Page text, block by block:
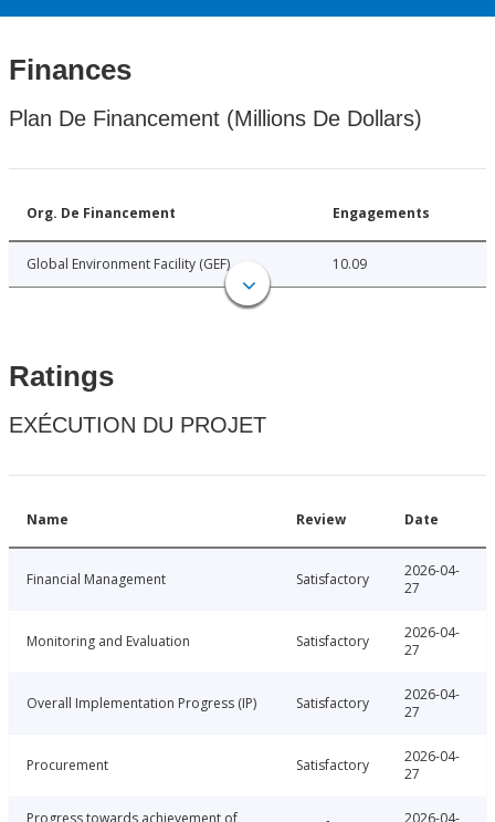
Finances
Plan De Financement (Millions De Dollars)
Org. De Financement Engagements
Global Environment Facility (GEF) 10.09
Ratings
EXÉCUTION DU PROJET
Name Review Date
Financial Management Satisfactory
2026-04-
27
Monitoring and Evaluation Satisfactory
2026-04-
27
Overall Implementation Progress (IP) Satisfactory
2026-04-
27
Procurement Satisfactory
2026-04-
27